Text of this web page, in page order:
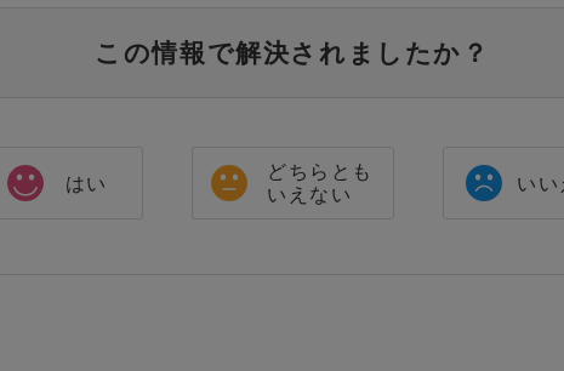
この情報で解決されましたか？
はい
どちらとも
いえない
いい